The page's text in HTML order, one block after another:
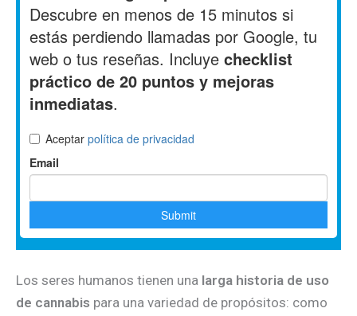
Los seres humanos tienen una larga historia de uso
de cannabis para una variedad de propósitos: como